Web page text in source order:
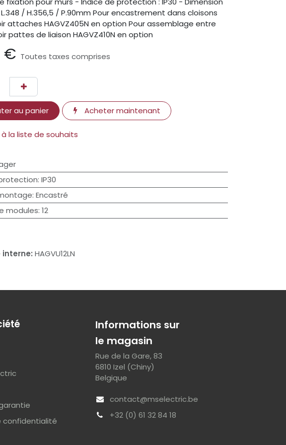
/ H.356,5 / P.90mm Pour encastrement dans cloisons
attaches HAGVZ405N en option Pour assemblage entre
pattes de liaison HAGVZ410N en option
€ Toutes taxes comprises
au panier Acheter maintenant
la liste de souhaits
: IP30
: Encastré
modules: 12
interne: HAGVU12LN
Informations sur
le magasin
Rue de la Gare, 83
6810 Izel (Chiny)
Belgique
contact@mselectric.be
+32 (0) 61 32 84 18
confidentialité